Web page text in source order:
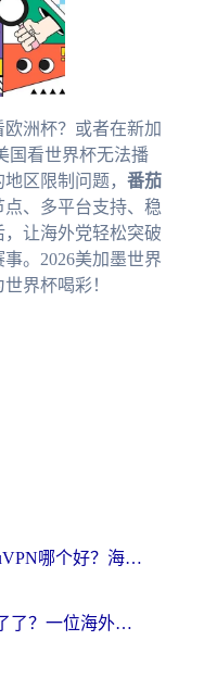
洲杯？或者在新加
国看世界杯无法播
区限制问题， 番茄
、多平台支持、稳
让海外党轻松突破
。2026美加墨世界
界杯喝彩！
MalusVPN好用吗？和uuVPN哪个好？海外党无缝访问国内资源的真实对比与选择指南
归雁加速器为什么用不了了？一位海外游子的真实困惑与技术解答